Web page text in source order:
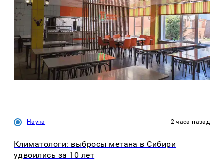
Наука 2 часа назад
Климатологи: выбросы метана в Сибири
удвоились за 10 лет